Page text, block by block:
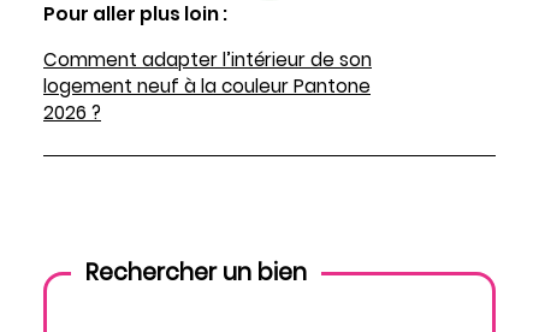
Pour aller plus loin :
Comment adapter l’intérieur de son
logement neuf à la couleur Pantone
2026 ?
Rechercher un bien